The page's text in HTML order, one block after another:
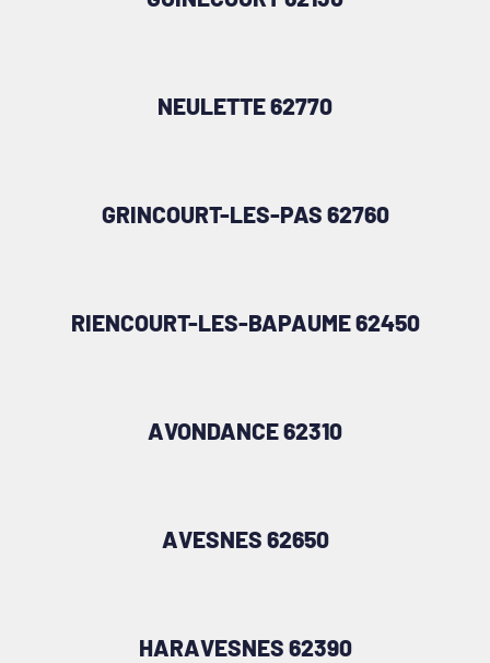
NEULETTE 62770
GRINCOURT-LES-PAS 62760
RIENCOURT-LES-BAPAUME 62450
AVONDANCE 62310
AVESNES 62650
HARAVESNES 62390